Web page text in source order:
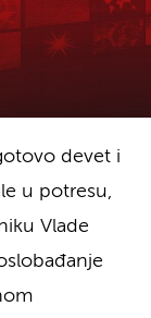
devet i
u potresu,
Vlade